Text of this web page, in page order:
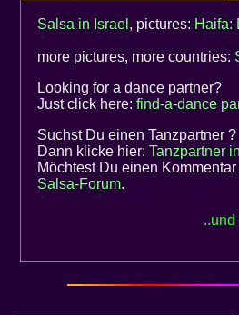
Salsa in Israel , pictures: Haifa:
more pictures, more countries:
Looking for a dance partner?
Just click here: find-a-dance
Suchst Du einen Tanzpartner ?
Dann klicke hier: Tanzpartner
Möchtest Du einen
Salsa-Forum.